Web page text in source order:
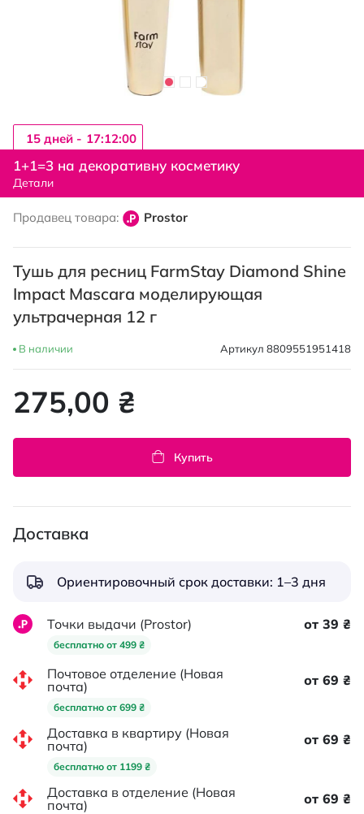
Перейти
к
началу
галереи
1+1=3 на декоративну косметику
Детали
15 дней - 17:12:00
Продавец товара: Prostor
Тушь для ресниц FarmStay Diamond Shine
Impact Mascara моделирующая
ультрачерная 12 г
В наличии Артикул 8809551951418
275,00 ₴
Купить
Доставка
Ориентировочный срок доставки: 1–3 дня
Точки выдачи (Prostor)
бесплатно от 499 ₴
от 39 ₴
Почтовое отделение (Новая
почта)
бесплатно от 699 ₴
от 69 ₴
Доставка в квартиру (Новая
почта)
бесплатно от 1199 ₴
от 69 ₴
Доставка в отделение (Новая
почта)
от 69 ₴